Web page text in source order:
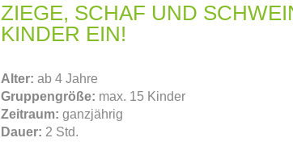
ZIEGE, SCHAF UND
KINDER EIN!
Alter: ab 4 Jahre
Gruppengröße: max. 15 Kinder
Zeitraum: ganzjährig
Dauer: 2 Std.